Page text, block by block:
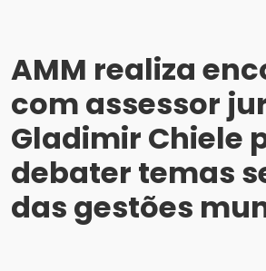
AMM realiza
com assessor
Gladimir Chiele
debater temas
das gestões